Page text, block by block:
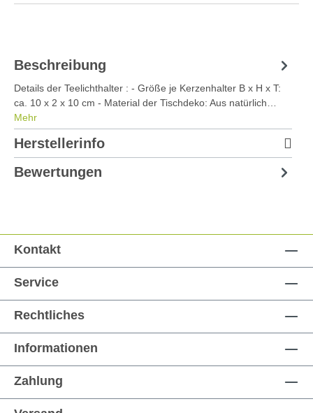
Beschreibung
Details der Teelichthalter : - Größe je Kerzenhalter B x H x T:
ca. 10 x 2 x 10 cm - Material der Tischdeko: Aus natürlich…
Mehr
Herstellerinfo
Bewertungen
Kontakt
Service
Rechtliches
Informationen
Zahlung